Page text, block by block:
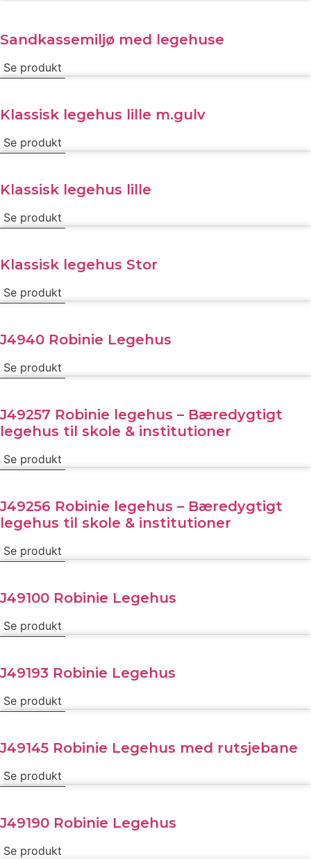
Sandkassemiljø med legehuse
Se produkt
Klassisk legehus lille m.gulv
Se produkt
Klassisk legehus lille
Se produkt
Klassisk legehus Stor
Se produkt
J4940 Robinie Legehus
Se produkt
J49257 Robinie legehus – Bæredygtigt
legehus til skole & institutioner
Se produkt
J49256 Robinie legehus – Bæredygtigt
legehus til skole & institutioner
Se produkt
J49100 Robinie Legehus
Se produkt
J49193 Robinie Legehus
Se produkt
J49145 Robinie Legehus med rutsjebane
Se produkt
J49190 Robinie Legehus
Se produkt